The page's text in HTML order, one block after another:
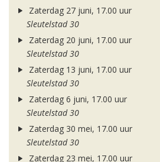
Zaterdag 27 juni, 17.00 uur
Sleutelstad 30
Zaterdag 20 juni, 17.00 uur
Sleutelstad 30
Zaterdag 13 juni, 17.00 uur
Sleutelstad 30
Zaterdag 6 juni, 17.00 uur
Sleutelstad 30
Zaterdag 30 mei, 17.00 uur
Sleutelstad 30
Zaterdag 23 mei, 17.00 uur